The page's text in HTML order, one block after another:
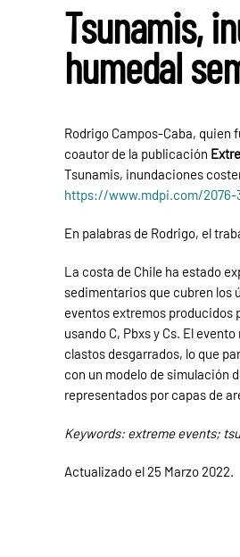
Tsunamis,
humedal
Rodrigo Campos-Caba, quien
coautor de la publicación
Tsunamis, inundaciones
https://www.mdpi.com/2076-
En palabras de Rodrigo, el
La costa de Chile ha estado
sedimentarios que cubren los
eventos extremos producidos
usando C, Pbxs y Cs. El
clastos desgarrados, lo que
con un modelo de simulación
representados por capas de
Keywords: extreme events;
Actualizado el25 Marzo 2022.